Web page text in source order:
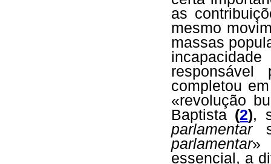
as
mesmo
massas
completou
«revolução
Baptista (2),
parlamentar
parlamentar»
essencial, a